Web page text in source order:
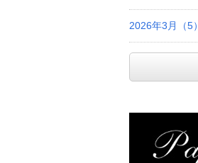
2026年3月（5）